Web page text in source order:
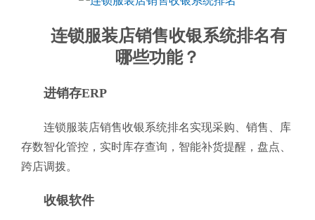
连锁服装店销售收银系统排名有
哪些功能？
进销存ERP
连锁服装店销售收银系统排名实现采购、销售、库
存数智化管控，实时库存查询，智能补货提醒，盘点、
跨店调拨。
收银软件